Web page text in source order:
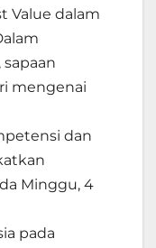
Value dalam
mengenai
dan
Minggu, 4
pada